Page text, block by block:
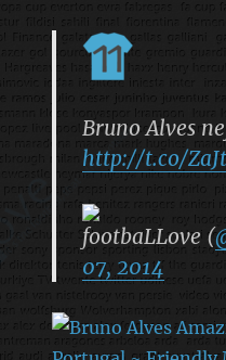
Bruno Alves
http://t.co/
footbaLLove (
07, 2014